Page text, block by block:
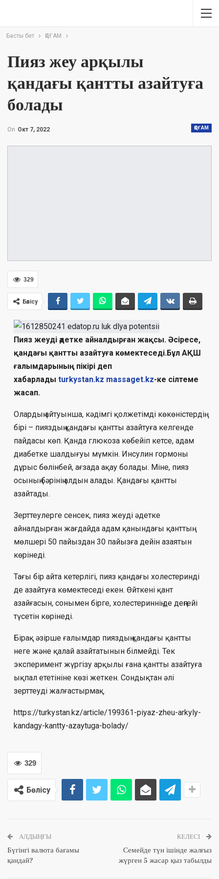
Басты бет ҚОҒАМ
Пияз жеу арқылы
қандағы қантты азайтуға
болады
ҚОҒАМ
On Окт 7, 2022
329
Бөлісу
Пияз жеуді әдетке айналдырған жақсы. Әсіресе,
қандағы қантты азайтуға көмектеседі.Бұл АҚШ
ғалымдарының пікірі деп
хабарлады turkystan.kz massaget.kz-ке сілтеме
жасап.
Олардың айтуынша, кәдімгі қолжетімді көкөністердің
бірі – пияздың қандағы қантты азайтуға келгенде
пайдасы көп. Қанда глюкоза көбейіп кетсе, адам
диабетке шалдығуы мүмкін. Инсулин гормоны
дұрыс бөлінбей, ағзада ақау болады. Міне, пияз
осының бәрінің алдын алады. Қандағы қантты
азайтады.
Зерттеулерге сенсек, пияз жеуді әдетке
айналдырған жағдайда адам қанындағы қанттың
мөлшері 50 пайыздан 30 пайызға дейін азаятын
көрінеді.
Тағы бір айта кетерлігі, пияз қандағы холестеринді
де азайтуға көмектеседі екен. Өйткені қант
азайғасын, сонымен бірге, холестериннің де деңгейі
түсетін көрінеді.
Бірақ әзірше ғалымдар пияздың қандағы қантты
неге және қалай азайтатынын білмейді. Тек
эксперимент жүргізу арқылы ғана қантты азайтуға
ықпал ететініне көзі жеткен. Сондықтан әлі
зерттеуді жалғастырмақ.
https://turkystan.kz/article/199361-piyaz-zheu-arkyly-
kandagy-kantty-azaytuga-bolady/
329
Бөлісу
АЛДЫҢҒЫ
Бүгінгі валюта бағамы
қандай?
КЕЛЕСІ
Семейде түн ішінде жалғыз
жүрген 5 жасар қыз табылды